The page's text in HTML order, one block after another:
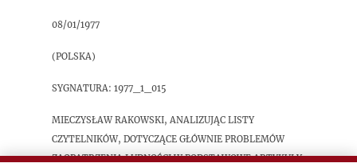
08/01/1977
(Polska)
sygnatura: 1977_1_015
Mieczysław Rakowski, analizując listy
czytelników, dotyczące głównie problemów
zaopatrzenia ludności w podstawowe artykuły,